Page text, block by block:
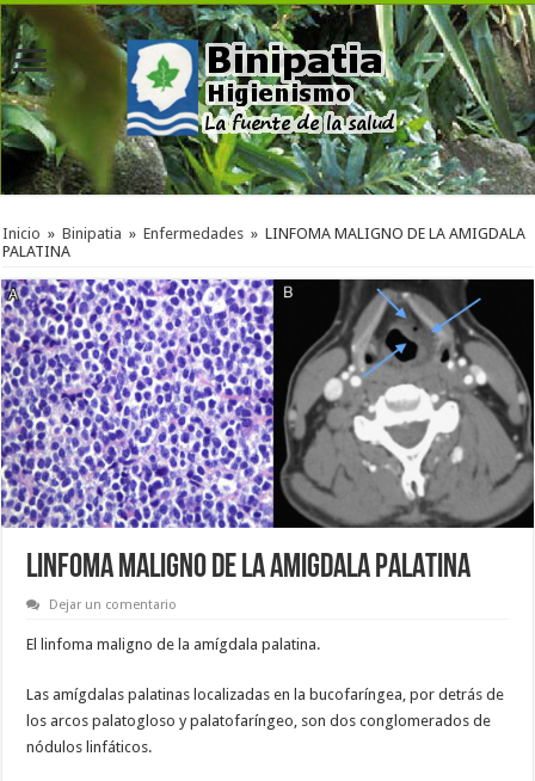
Inicio » Binipatia » Enfermedades » LINFOMA MALIGNO DE LA AMIGDALA
PALATINA
LINFOMA MALIGNO DE LA AMIGDALA PALATINA
Dejar un comentario
El linfoma maligno de la amígdala palatina.
Las amígdalas palatinas localizadas en la bucofaríngea, por detrás de
los arcos palatogloso y palatofaríngeo, son dos conglomerados de
nódulos linfáticos.